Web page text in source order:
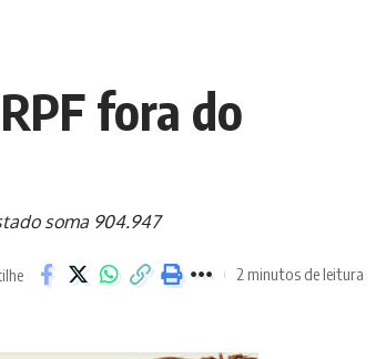
fora do
soma 904.947
2 minutos de leitura